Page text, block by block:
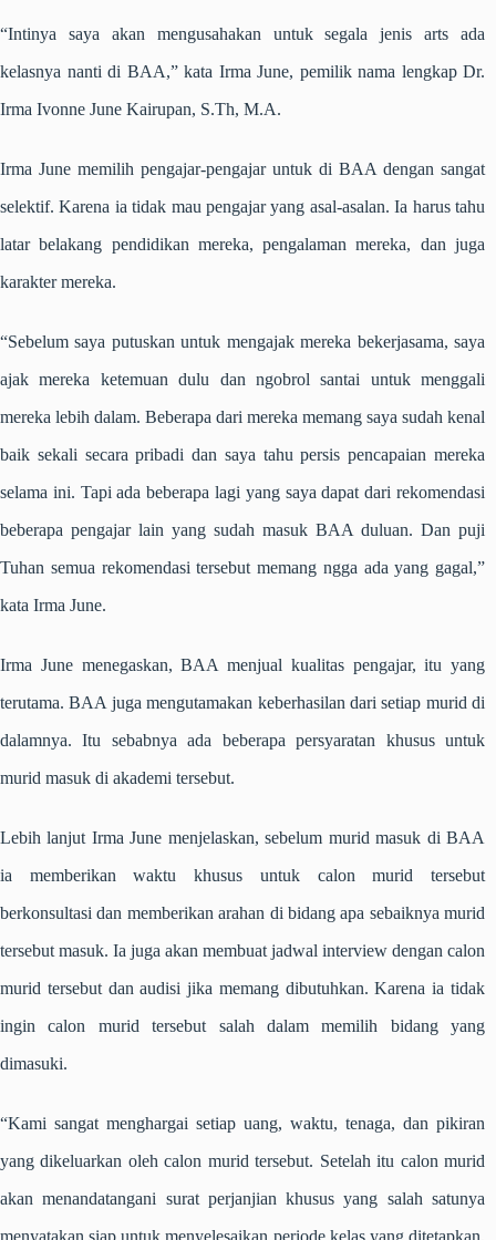
“Intinya saya akan mengusahakan untuk segala jenis arts ada
kelasnya nanti di BAA,” kata Irma June, pemilik nama lengkap Dr.
Irma Ivonne June Kairupan, S.Th, M.A.
Irma June memilih pengajar-pengajar untuk di BAA dengan sangat
selektif. Karena ia tidak mau pengajar yang asal-asalan. Ia harus tahu
latar belakang pendidikan mereka, pengalaman mereka, dan juga
karakter mereka.
“Sebelum saya putuskan untuk mengajak mereka bekerjasama, saya
ajak mereka ketemuan dulu dan ngobrol santai untuk menggali
mereka lebih dalam. Beberapa dari mereka memang saya sudah kenal
baik sekali secara pribadi dan saya tahu persis pencapaian mereka
selama ini. Tapi ada beberapa lagi yang saya dapat dari rekomendasi
beberapa pengajar lain yang sudah masuk BAA duluan. Dan puji
Tuhan semua rekomendasi tersebut memang ngga ada yang gagal,”
kata Irma June.
Irma June menegaskan, BAA menjual kualitas pengajar, itu yang
terutama. BAA juga mengutamakan keberhasilan dari setiap murid di
dalamnya. Itu sebabnya ada beberapa persyaratan khusus untuk
murid masuk di akademi tersebut.
Lebih lanjut Irma June menjelaskan, sebelum murid masuk di BAA
ia memberikan waktu khusus untuk calon murid tersebut
berkonsultasi dan memberikan arahan di bidang apa sebaiknya murid
tersebut masuk. Ia juga akan membuat jadwal interview dengan calon
murid tersebut dan audisi jika memang dibutuhkan. Karena ia tidak
ingin calon murid tersebut salah dalam memilih bidang yang
dimasuki.
“Kami sangat menghargai setiap uang, waktu, tenaga, dan pikiran
yang dikeluarkan oleh calon murid tersebut. Setelah itu calon murid
akan menandatangani surat perjanjian khusus yang salah satunya